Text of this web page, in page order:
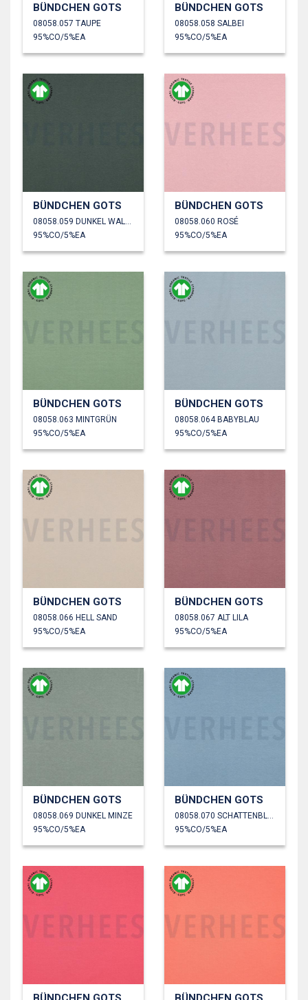
BÜNDCHEN GOTS
08058.057 TAUPE
95%CO/5%EA
BÜNDCHEN GOTS
08058.058 SALBEI
95%CO/5%EA
BÜNDCHEN GOTS
95%CO/5%EA
BÜNDCHEN GOTS
08058.060 ROSÉ
95%CO/5%EA
BÜNDCHEN GOTS
08058.063 MINTGRÜN
95%CO/5%EA
BÜNDCHEN GOTS
08058.064 BABYBLAU
95%CO/5%EA
BÜNDCHEN GOTS
08058.066 HELL SAND
95%CO/5%EA
BÜNDCHEN GOTS
08058.067 ALT LILA
95%CO/5%EA
BÜNDCHEN GOTS
08058.069 DUNKEL MINZE
95%CO/5%EA
BÜNDCHEN GOTS
95%CO/5%EA